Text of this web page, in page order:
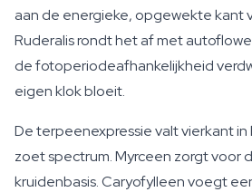
aan de energieke, opgewekte kant
Ruderalis rondt het af met
de fotoperiodeafhankelijkheid
eigen klok bloeit.
De terpeenexpressie valt vierkant
zoet spectrum. Myrceen zorgt voor
kruidenbasis. Caryofylleen voegt